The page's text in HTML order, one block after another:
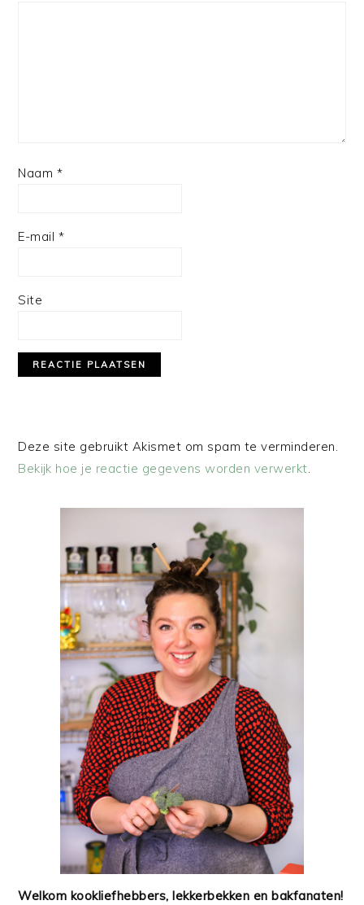
Naam *
E-mail *
Site
Deze site gebruikt Akismet om spam te verminderen.
Bekijk hoe je reactie gegevens worden verwerkt.
Welkom kookliefhebbers, lekkerbekken en bakfanaten!